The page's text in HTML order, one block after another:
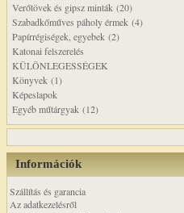
Verőtövek és gipsz minták (20)
Szabadkőműves páholy érmek (4)
Papírrégiségek, egyebek (2)
Katonai felszerelés
KÜLÖNLEGESSÉGEK
Könyvek (1)
Képeslapok
Egyéb műtárgyak (12)
Információk
Szállítás és garancia
Az adatkezelésről